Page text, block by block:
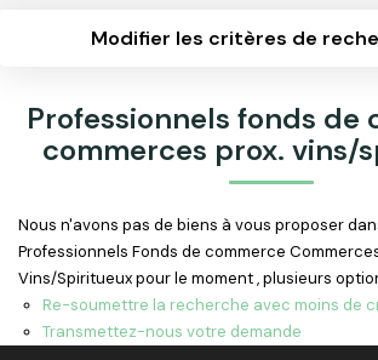
VENDRE / ESTIMER
FAIRE GÉRER SON
NOS AGENCES
ACTU & FISCALITÉ
Modifier les critères de
Type de bien
Surface min
Créer une alerte
Professionnels fonds de
commerces prox. vins/
Nous n'avons pas de biens à vous proposer
Professionnels Fonds de commerce
Vins/Spiritueux pour le moment , plusieurs
Re-soumettre la recherche avec moins de
Transmettez-nous votre demande